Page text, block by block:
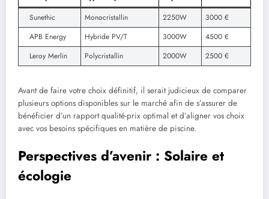
Sunethic
Monocristallin 2250W
3000 €
APB Energy
Hybride PV/T 3000W
4500 €
Leroy Merlin
Polycristallin 2000W 2500 €
Avant de faire votre choix définitif, il serait judicieux de comparer
plusieurs options disponibles sur le marché afin de s’assurer de
bénéficier d’un rapport qualité-prix optimal et d’aligner vos choix
avec vos besoins spécifiques en matière de piscine.
Perspectives d’avenir : Solaire et
écologie